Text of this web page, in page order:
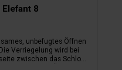
8
unbefugtes Öffnen
Verriegelung wird bei
zwischen das Schloss